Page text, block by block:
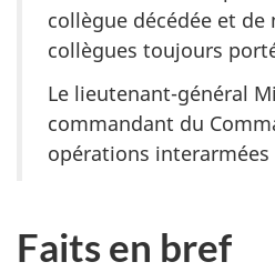
collègue décédée et de
collègues toujours
Le lieutenant-général
commandant du
opérations interarmées
Faits en bref